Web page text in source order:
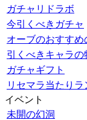
ガチャリドラボ
今引くべきガチャ
オーブのおすすめ
引くべきキャラの
ガチャギフト
リセマラ当たりラ
イベント
未開の幻洞